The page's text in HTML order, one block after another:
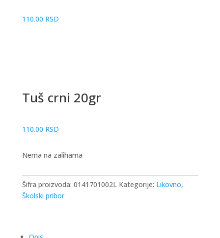
110.00 RSD
Tuš crni 20gr
110.00 RSD
Nema na zalihama
Šifra proizvoda: 0141701002L Kategorije: Likovno,
Školski pribor